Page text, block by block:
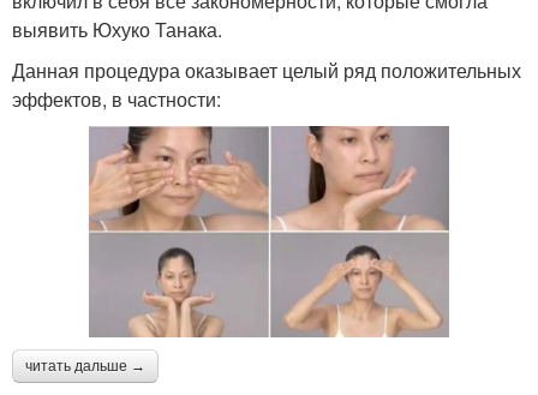
выявить Юхуко Танака.
Данная процедура оказывает целый ряд положительных
эффектов, в частности:
читать дальше →